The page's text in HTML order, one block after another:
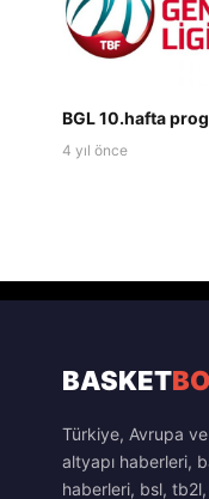
BGL 10.hafta
4 yıl önce
BASKET
Türkiye, Avrupa
altyapı haberleri,
haberleri, bsl,